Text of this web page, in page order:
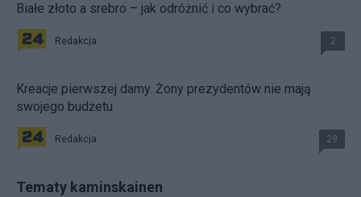
Białe złoto a srebro – jak odróżnić i co wybrać?
Redakcja 2
Kreacje pierwszej damy. Żony prezydentów nie mają
swojego budżetu
Redakcja 29
Tematy kaminskainen